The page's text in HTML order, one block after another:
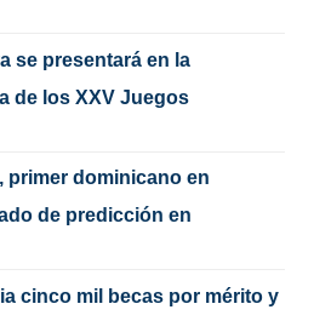
se presentará en la
de los XXV Juegos
primer dominicano en
de predicción en
cinco mil becas por mérito y